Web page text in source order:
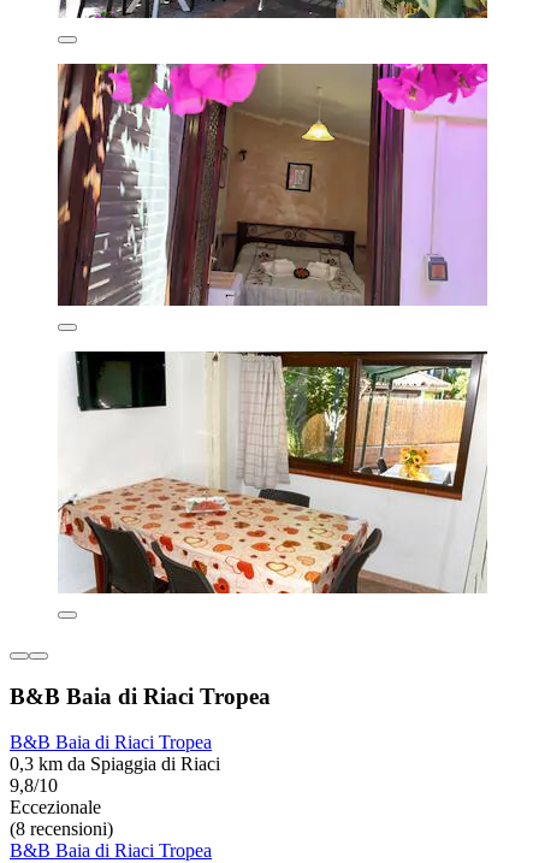
B&B Baia di Riaci Tropea
B&B Baia di Riaci Tropea
0,3 km da Spiaggia di Riaci
9,8/10
Eccezionale
(8 recensioni)
B&B Baia di Riaci Tropea